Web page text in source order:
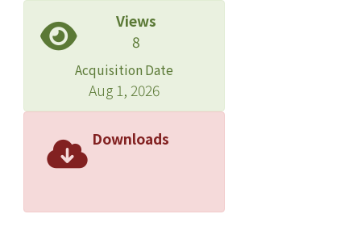
Views
8
Acquisition Date
Aug 1, 2026
Downloads